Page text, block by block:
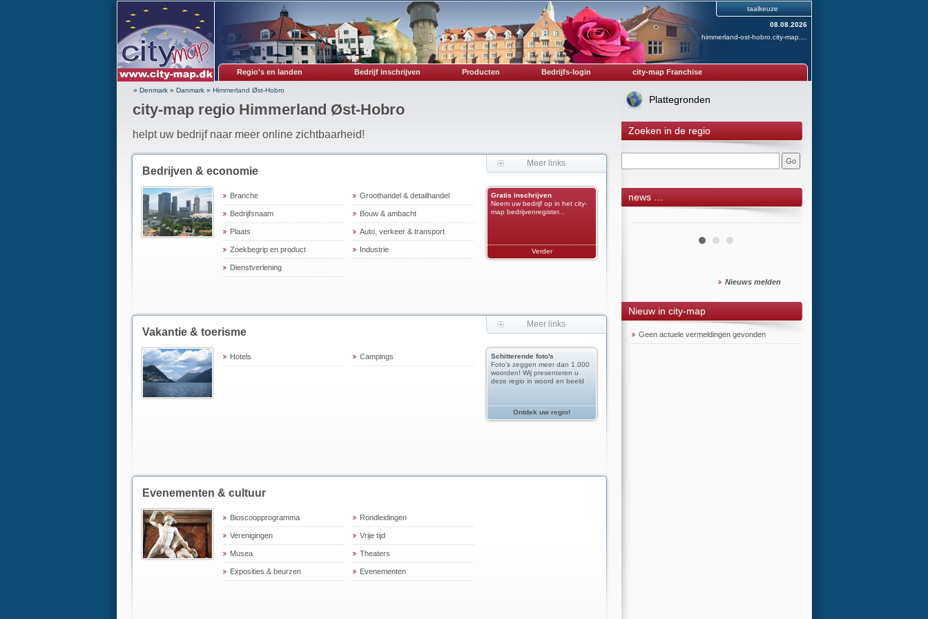
taalkeuze
08.08.2026
himmerland-ost-hobro.city-map....
Regio's en landen Bedrijf inschrijven Producten Bedrijfs-login city-map Franchise
» Denmark» Danmark» Himmerland Øst-Hobro
city-map regio Himmerland Øst-Hobro
helpt uw bedrijf naar meer online zichtbaarheid!
Bedrijven & economie
Branche
Bedrijfsnaam
Plaats
Zoekbegrip en product
Dienstverlening
Groothandel & detailhandel
Bouw & ambacht
Auto, verkeer & transport
Industrie
Meer links
Gratis inschrijven
Neem uw bedrijf op in het city-
map bedrijvenregister...
Verder
Vakantie & toerisme
Hotels Campings
Schitterende foto's
Foto's zeggen meer dan 1.000
woorden! Wij presenteren u
deze regio in woord en beeld
Ontdek uw regio!
Meer links
Evenementen & cultuur
Bioscoopprogramma
Verenigingen
Musea
Exposities & beurzen
Rondleidingen
Vrije tijd
Theaters
Evenementen
Plattegronden
Zoeken in de regio
news …
Nieuws melden
Nieuw in city-map
Geen actuele vermeldingen gevonden